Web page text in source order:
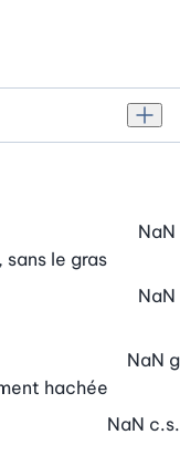
sans le gras
NaN
NaN
hachée
NaN g
NaN c.s.